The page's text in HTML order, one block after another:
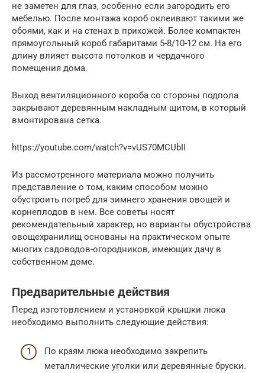
не заметен для глаз, особенно если загородить его
мебелью. После монтажа короб оклеивают такими же
обоями, как и на стенах в прихожей. Более компактен
прямоугольный короб габаритами 5-8/10-12 см. На его
длину влияет высота потолков и чердачного
помещения дома.
Выход вентиляционного короба со стороны подпола
закрывают деревянным накладным щитом, в который
вмонтирована сетка.
https://youtube.com/watch?v=vUS70MCUbII
Из рассмотренного материала можно получить
представление о том, каким способом можно
обустроить погреб для зимнего хранения овощей и
корнеплодов в нем. Все советы носят
рекомендательный характер, но варианты обустройства
овощехранилищ основаны на практическом опыте
многих садоводов-огородников, имеющих дачу в
собственном доме.
Предварительные действия
Перед изготовлением и установкой крышки люка
необходимо выполнить следующие действия:
По краям люка необходимо закрепить
металлические уголки или деревянные бруски.